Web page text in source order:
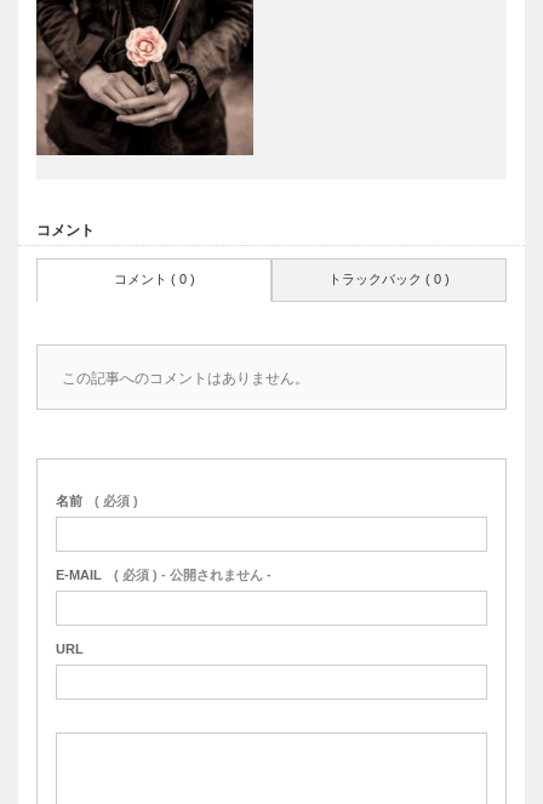
コメント
コメント ( 0 ) トラックバック ( 0 )
この記事へのコメントはありません。
名前 ( 必須 )
E-MAIL ( 必須 ) - 公開されません -
URL